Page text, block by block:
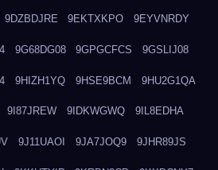
9DZBDJRE 9EKTXKPO 9EYVNRDY
9G68DG08 9GPGCFCS 9GSLIJ08
9HIZH1YQ 9HSE9BCM 9HU2G1QA
9I87JREW 9IDKWGWQ 9IL8EDHA
9J11UAOI 9JA7JOQ9 9JHR89JS